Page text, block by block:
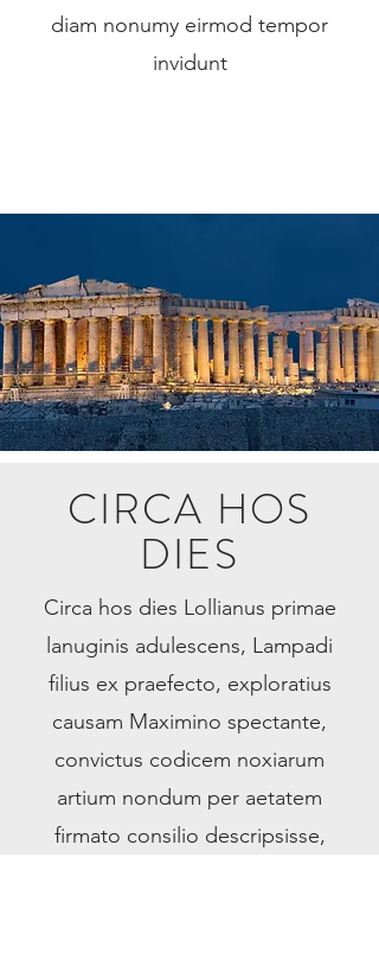
diam nonumy eirmod tempor
invidunt
CIRCA HOS
DIES
Circa hos dies Lollianus primae
lanuginis adulescens, Lampadi
filius ex praefecto, exploratius
causam Maximino spectante,
convictus codicem noxiarum
artium nondum per aetatem
firmato consilio descripsisse,